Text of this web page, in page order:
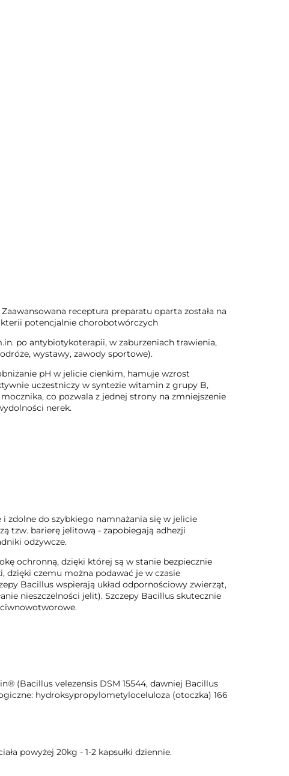
receptura preparatu oparta została na
potencjalnie chorobotwórczych
po antybiotykoterapii, w zaburzeniach trawienia,
wystawy, zawody sportowe).
pH w jelicie cienkim, hamuje wzrost
uczestniczy w syntezie witamin z grupy B,
co pozwala z jednej strony na zmniejszenie
nerek.
zdolne do szybkiego namnażania się w jelicie
tzw. barierę jelitową - zapobiegają adhezji
odżywcze.
ochronną, dzięki której są w stanie bezpiecznie
dzięki czemu można podawać je w czasie
Bacillus wspierają układ odpornościowy zwierząt,
nieszczelności jelit). Szczepy Bacillus skutecznie
(Bacillus velezensis DSM 15544, dawniej Bacillus
hydroksypropylometyloceluloza (otoczka) 166
powyżej 20kg - 1-2 kapsułki dziennie.